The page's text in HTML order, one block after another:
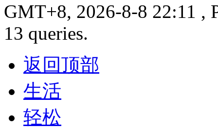
GMT+8, 2026-8-8 22:11 ,
13 queries.
返回顶部
生活
轻松